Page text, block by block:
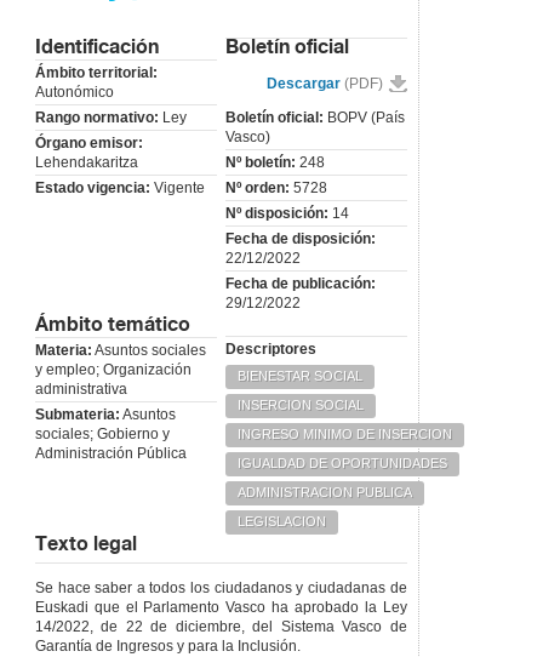
Identificación
Ámbito territorial:
Autonómico
Rango normativo: Ley
Órgano emisor:
Lehendakaritza
Estado vigencia: Vigente
Boletín oficial
Descargar (PDF)
Boletín oficial: BOPV (País
Vasco)
Nº boletín: 248
Nº orden: 5728
Nº disposición: 14
Fecha de disposición:
22/12/2022
Fecha de publicación:
29/12/2022
Ámbito temático
Materia: Asuntos sociales
y empleo; Organización
administrativa
Submateria: Asuntos
sociales; Gobierno y
Administración Pública
Descriptores
BIENESTAR SOCIAL
INSERCION SOCIAL
INGRESO MINIMO DE INSERCION
IGUALDAD DE OPORTUNIDADES
ADMINISTRACION PUBLICA
LEGISLACION
Texto legal
Obligaciones de
las personas
beneficiarias.
Artículo 30
Deber de
comparecencia.
Artículo 31
DETERMINACIÓN
Artículo 32Renta
máxima
garantizada.
Artículo 33
Cuantía base.
Artículo 34
individuales y
complementos
vinculados a las
de la unidad de
convivencia.
Artículo 35
Cálculo de la
cuantía de la
Se hace saber a todos los ciudadanos y ciudadanas de
Euskadi que el Parlamento Vasco ha aprobado la Ley
14/2022, de 22 de diciembre, del Sistema Vasco de
Garantía de Ingresos y para la Inclusión.